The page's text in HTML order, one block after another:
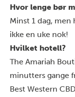
Hvor lenge bør
Minst 1 dag, men
ikke en uke nok!
Hvilket hotell?
The Amariah
minutters gange
Best Western